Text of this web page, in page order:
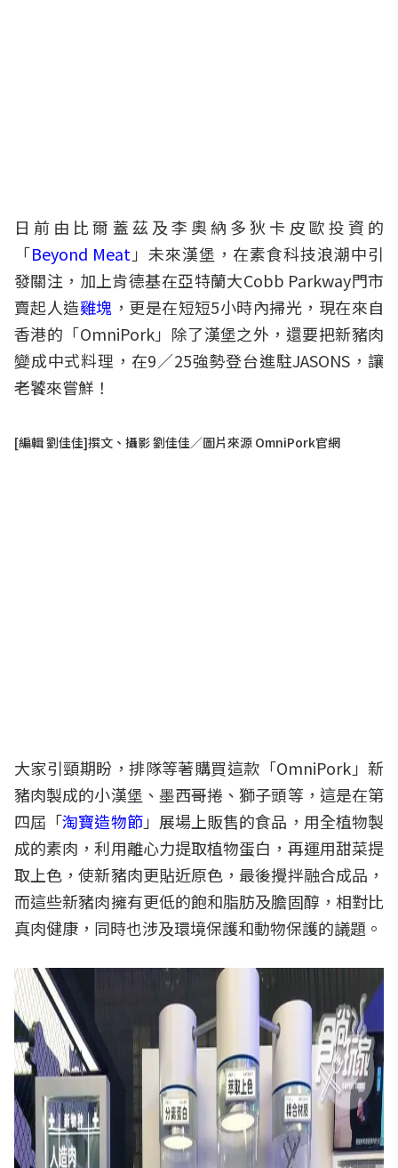
日前由比爾蓋茲及李奧納多狄卡皮歐投資的
「Beyond Meat 」未來漢堡，在素食科技浪潮中引
發關注，加上肯德基在亞特蘭大Cobb Parkway門市
賣起人造雞塊 ，更是在短短5小時內掃光，現在來自
香港的「OmniPork」除了漢堡之外，還要把新豬肉
變成中式料理，在9／25強勢登台進駐JASONS ，讓
老饕來嘗鮮！
[編輯 劉佳佳]撰文、攝影 劉佳佳／圖片來源 OmniPork官網
大家引頸期盼，排隊等著購買這款「OmniPork」新
豬肉製成的小漢堡、墨西哥捲、獅子頭等，這是在第
四屆「淘寶造物節」展場上販售的食品，用全植物製
成的素肉，利用離心力提取植物蛋白，再運用甜菜提
取上色，使新豬肉更貼近原色，最後攪拌融合成品，
而這些新豬肉擁有更低的飽和脂肪及膽固醇，相對比
真肉健康，同時也涉及環境保護和動物保護的議題。